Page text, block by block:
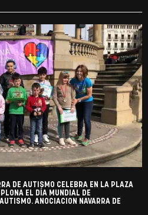
DE AUTISMO CELEBRA EN LA PLAZA
EL DÍA MUNDIAL DE
ANOCIACION NAVARRA DE